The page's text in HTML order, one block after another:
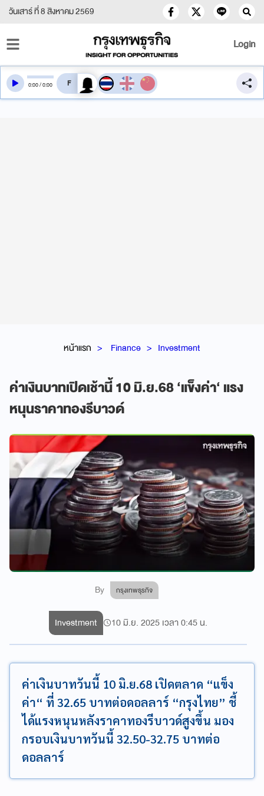
วันเสาร์ ที่ 8 สิงหาคม 2569
Login
หน้าแรก Finance Investment
ค่าเงินบาทเปิดเช้านี้ 10 มิ.ย.68 ‘แข็งค่า‘ แรง
หนุนราคาทองรีบาวด์
By กรุงเทพธุรกิจ
0:00/0:00 สลับเสียงอ่าน
Investment 10 มิ.ย. 2025 เวลา 0:45 น.
ค่าเงินบาทวันนี้ 10 มิ.ย.68 เปิดตลาด “แข็ง
ค่า“ ที่ 32.65 บาทต่อดอลลาร์ “กรุงไทย” ชี้
ได้แรงหนุนหลังราคาทองรีบาวด์สูงขึ้น มอง
กรอบเงินบาทวันนี้ 32.50-32.75 บาทต่อ
ดอลลาร์